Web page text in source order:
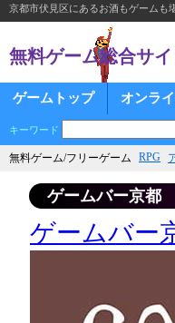
京都市伏見区にあるお酒もゲームも
無料ゲーム総合サイ
ゲームトップ オンラ
キーワード
無料ゲーム/フリーゲーム RPG
ゲームバー京都
ゲームバー